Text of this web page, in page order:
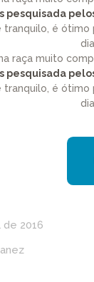
pesquisada
é ótimo
raça muito
pesquisada
é ótimo
de 2016